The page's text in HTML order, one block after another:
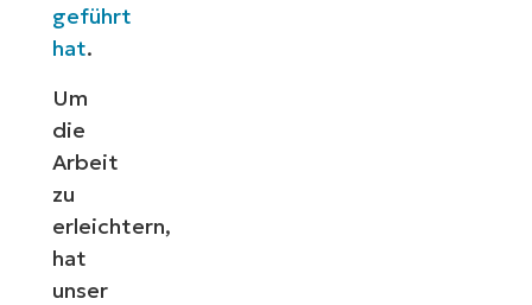
geführt
hat.
Um
die
Arbeit
zu
erleichtern,
hat
unser